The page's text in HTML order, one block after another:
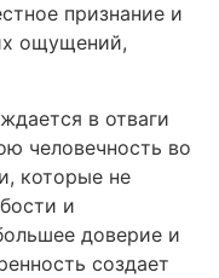
признание и
ощущений,
в отваги
человечность во
которые не
и
доверие и
создает